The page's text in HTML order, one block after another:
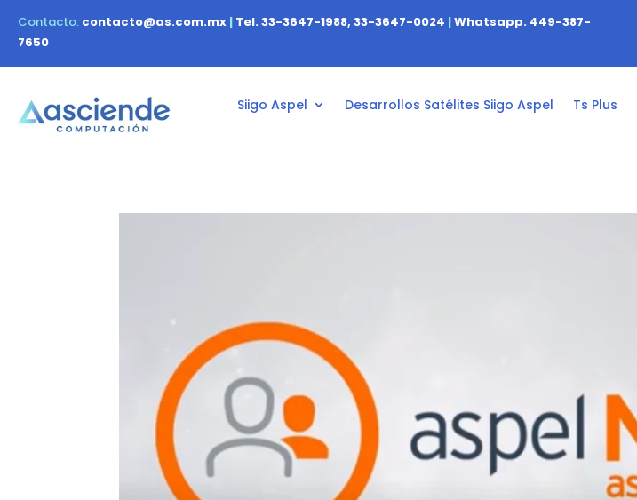
Contacto: contacto@as.com.mx | Tel. 33-3647-1988, 33-3647-0024 |Whatsapp. 449-387-
7650
Siigo Aspel Desarrollos Satélites Siigo Aspel Ts Plus